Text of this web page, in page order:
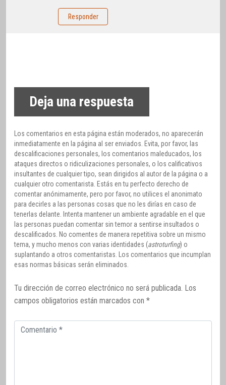
Responder
Deja una respuesta
Los comentarios en esta página están moderados, no aparecerán
inmediatamente en la página al ser enviados. Evita, por favor, las
descalificaciones personales, los comentarios maleducados, los
ataques directos o ridiculizaciones personales, o los calificativos
insultantes de cualquier tipo, sean dirigidos al autor de la página o a
cualquier otro comentarista. Estás en tu perfecto derecho de
comentar anónimamente, pero por favor, no utilices el anonimato
para decirles a las personas cosas que no les dirías en caso de
tenerlas delante. Intenta mantener un ambiente agradable en el que
las personas puedan comentar sin temor a sentirse insultados o
descalificados. No comentes de manera repetitiva sobre un mismo
tema, y mucho menos con varias identidades (astroturfing) o
suplantando a otros comentaristas. Los comentarios que incumplan
esas normas básicas serán eliminados.
Tu dirección de correo electrónico no será publicada. Los
campos obligatorios están marcados con *
Comentario